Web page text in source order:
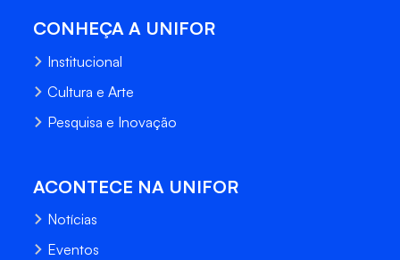
CONHEÇA A UNIFOR
Institucional
Cultura e Arte
Pesquisa e Inovação
ACONTECE NA UNIFOR
Notícias
Eventos